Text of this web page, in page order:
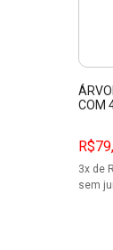
COM
3x de
sem